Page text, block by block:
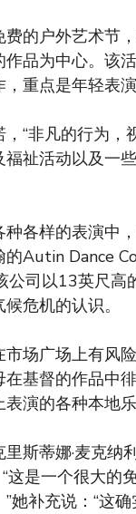
费的户外艺术节
品为中心。该
重点是年轻表演
“非凡的行为，
祉活动以及一
种各样的表演中
Autin Dance
公司以13英尺高
危机的认识。
场广场上有风
在基督的作品中
演的各种本地乐
斯蒂娜·麦克纳
这是一个很大的
她补充说：“这